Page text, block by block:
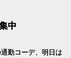
中
勤コーデ、明日は